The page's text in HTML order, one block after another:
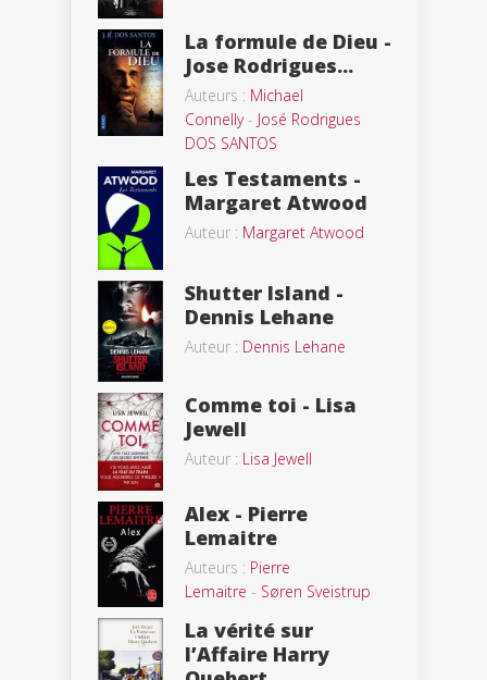
La formule de Dieu -
Jose Rodrigues...
Auteurs : Michael
Connelly- José Rodrigues
DOS SANTOS
Les Testaments -
Margaret Atwood
Auteur : Margaret Atwood
Shutter Island -
Dennis Lehane
Auteur : Dennis Lehane
Comme toi - Lisa
Jewell
Auteur : Lisa Jewell
Alex - Pierre
Lemaitre
Auteurs : Pierre
Lemaitre - Søren Sveistrup
La vérité sur
l’Affaire Harry